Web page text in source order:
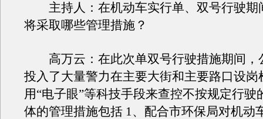
主持人：在机动车实行单、双号行驶期
将采取哪些管理措施？
高万云：在此次单双号行驶措施期间，
投入了大量警力在主要大街和主要路口设岗
用“电子眼”等科技手段来查控不按规定行驶
体的管理措施包括 1、配合市环保局对机动